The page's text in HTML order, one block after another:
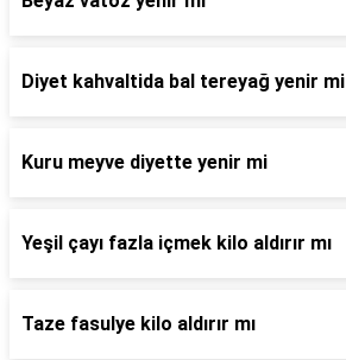
Diyet kahvaltida bal tereyağ yenir mi
Kuru meyve diyette yenir mi
Yeşil çayı fazla içmek kilo aldırır mı
Taze fasulye kilo aldırır mı